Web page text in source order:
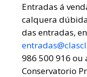
Entradas á
calquera
das entradas,
986 500 916 ou
Conservatorio